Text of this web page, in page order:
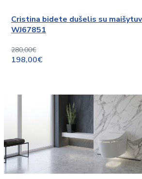
Cristina bidete dušelis su
WJ67851
280,00€
198,00€